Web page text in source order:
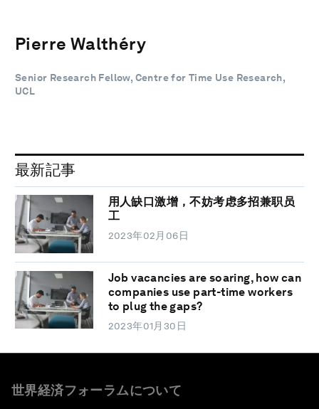
Pierre Walthéry
Senior Research Fellow, Centre for Time Use Research,
UCL
最新記事
用人缺口激增，不妨考虑多招兼职员
工
2023年02月06日
Job vacancies are soaring, how can
companies use part-time workers
to plug the gaps?
2023年01月30日
世界経済フォーラムについて